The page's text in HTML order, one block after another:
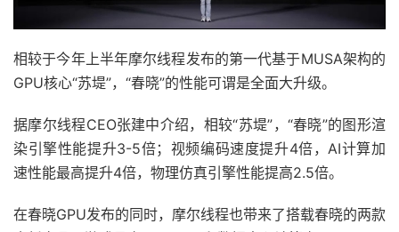
相较于今年上半年摩尔线程发布的第一代基于MUSA架构的
GPU核心“苏堤”，“春晓”的性能可谓是全面大升级。
据摩尔线程CEO张建中介绍，相较“苏堤”，“春晓”的图形渲
染引擎性能提升3-5倍；视频编码速度提升4倍，AI计算加
速性能最高提升4倍，物理仿真引擎性能提高2.5倍。
在春晓GPU发布的同时，摩尔线程也带来了搭载春晓的两款